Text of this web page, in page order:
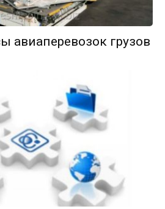
авиаперевозок грузов